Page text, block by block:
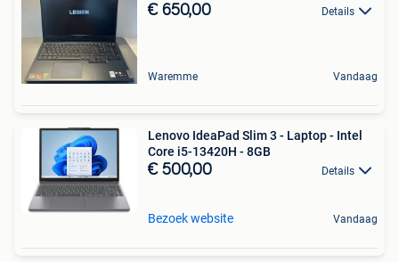
€ 650,00 Details
Waremme Vandaag
Lenovo IdeaPad Slim 3 - Laptop - Intel
Core i5-13420H - 8GB
€ 500,00 Details
Bezoek website Vandaag